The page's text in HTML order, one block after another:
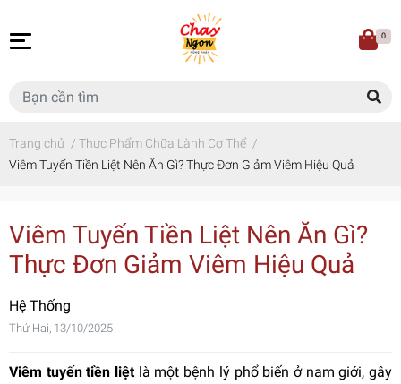
0
Trang chủ / Thực Phẩm Chữa Lành Cơ Thể /
Viêm Tuyến Tiền Liệt Nên Ăn Gì? Thực Đơn Giảm Viêm Hiệu Quả
Viêm Tuyến Tiền Liệt Nên Ăn Gì?
Thực Đơn Giảm Viêm Hiệu Quả
Hệ Thống
Thứ Hai, 13/10/2025
Viêm tuyến tiền liệtlà một bệnh lý phổ biến ở nam giới, gây